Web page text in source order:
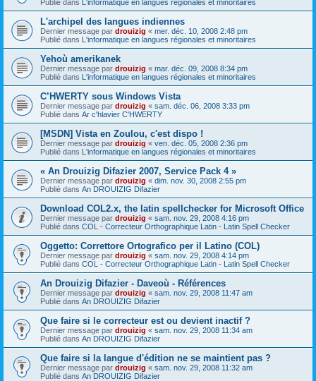
Publié dans L'informatique en langues régionales et minoritaires
L'archipel des langues indiennes
Dernier message par drouizig « mer. déc. 10, 2008 2:48 pm
Publié dans L'informatique en langues régionales et minoritaires
Yehoù amerikanek
Dernier message par drouizig « mar. déc. 09, 2008 8:34 pm
Publié dans L'informatique en langues régionales et minoritaires
C’HWERTY sous Windows Vista
Dernier message par drouizig « sam. déc. 06, 2008 3:33 pm
Publié dans Ar c'hlavier C'HWERTY
[MSDN] Vista en Zoulou, c'est dispo !
Dernier message par drouizig « ven. déc. 05, 2008 2:36 pm
Publié dans L'informatique en langues régionales et minoritaires
« An Drouizig Difazier 2007, Service Pack 4 »
Dernier message par drouizig « dim. nov. 30, 2008 2:55 pm
Publié dans An DROUIZIG Difazier
Download COL2.x, the latin spellchecker for Microsoft Office
Dernier message par drouizig « sam. nov. 29, 2008 4:16 pm
Publié dans COL - Correcteur Orthographique Latin - Latin Spell Checker
Oggetto: Correttore Ortografico per il Latino (COL)
Dernier message par drouizig « sam. nov. 29, 2008 4:14 pm
Publié dans COL - Correcteur Orthographique Latin - Latin Spell Checker
An Drouizig Difazier - Daveoù - Références
Dernier message par drouizig « sam. nov. 29, 2008 11:47 am
Publié dans An DROUIZIG Difazier
Que faire si le correcteur est ou devient inactif ?
Dernier message par drouizig « sam. nov. 29, 2008 11:34 am
Publié dans An DROUIZIG Difazier
Que faire si la langue d'édition ne se maintient pas ?
Dernier message par drouizig « sam. nov. 29, 2008 11:32 am
Publié dans An DROUIZIG Difazier